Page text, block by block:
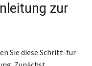
zur
Sie diese Schritt-für-